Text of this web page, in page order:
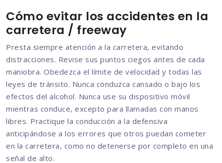
Cómo evitar los accidentes en la
carretera / freeway
Presta siempre atención a la carretera, evitando
distracciones. Revise sus puntos ciegos antes de cada
maniobra. Obedezca el límite de velocidad y todas las
leyes de tránsito. Nunca conduzca cansado o bajo los
efectos del alcohol. Nunca use su dispositivo móvil
mientras conduce, excepto para llamadas con manos
libres. Practique la conducción a la defensiva
anticipándose a los errores que otros puedan cometer
en la carretera, como no detenerse por completo en una
señal de alto.